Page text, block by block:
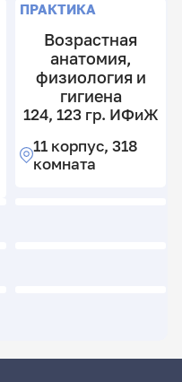
ПРАКТИКА
Возрастная
анатомия,
физиология и
гигиена
124, 123 гр. ИФиЖ
11 корпус, 318
комната